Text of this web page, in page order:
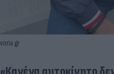
voria.gr